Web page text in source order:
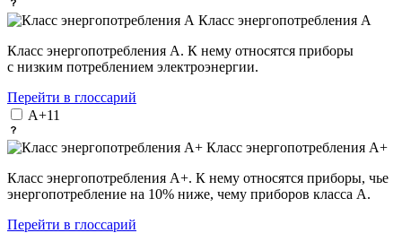
Класс энергопотребления А
Класс энергопотребления А. К нему относятся приборы
с низким потреблением электроэнергии.
Перейти в глоссарий
A+11
Класс энергопотребления А+
Класс энергопотребления А+. К нему относятся приборы, чье
энергопотребление на 10% ниже, чему приборов класса А.
Перейти в глоссарий